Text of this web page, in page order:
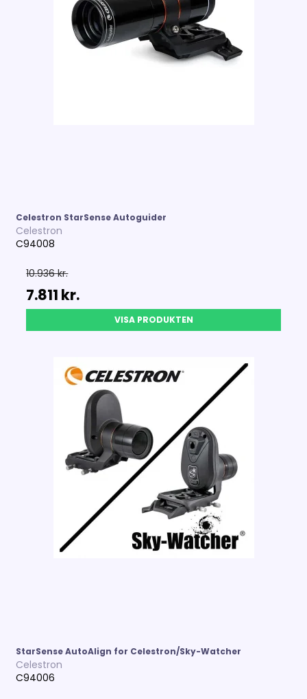
Celestron StarSense Autoguider
Celestron
C94008
10.936 kr.
7.811 kr.
VISA PRODUKTEN
StarSense AutoAlign for Celestron/Sky-Watcher
Celestron
C94006